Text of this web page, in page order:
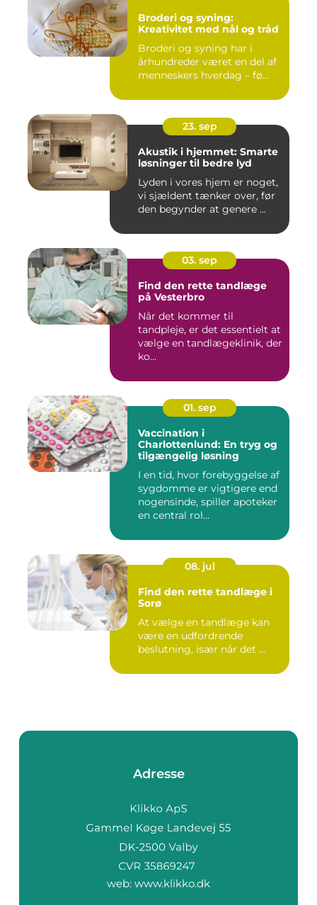
Broderi og syning:
Kreativitet med nål og tråd
Broderi og syning har i
århundreder været en del af
menneskers hverdag – fø...
23. sep
Akustik i hjemmet: Smarte
løsninger til bedre lyd
Lyden i vores hjem er noget,
vi sjældent tænker over, før
den begynder at genere ...
03. sep
Find den rette tandlæge
på Vesterbro
Når det kommer til
tandpleje, er det essentielt at
vælge en tandlægeklinik, der
ko...
01. sep
Vaccination i
Charlottenlund: En tryg og
tilgængelig løsning
I en tid, hvor forebyggelse af
sygdomme er vigtigere end
nogensinde, spiller apoteker
en central rol...
08. jul
Find den rette tandlæge i
Sorø
At vælge en tandlæge kan
være en udfordrende
beslutning, især når det ...
Adresse
web: www.klikko.dk